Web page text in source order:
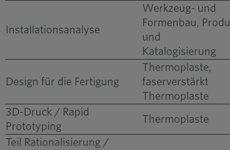
Materialien für Neu
Installationsanalyse
Werkzeug- und
Formenbau,
und
Katalogisierung
Design für die Fertigung
Thermoplaste,
faserverstärkt
Thermoplaste
3D-Druck / Rapid
Prototyping
Thermoplaste
Teil Rationalisierung /